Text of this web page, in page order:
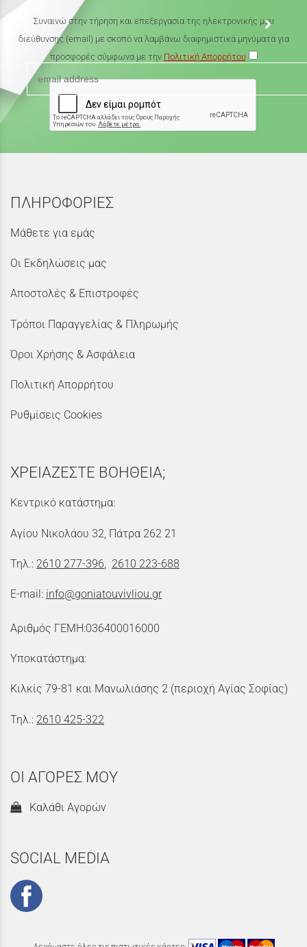
Συναινώ στην τήρηση και επεξεργασία της ηλεκτρονικής μου
διεύθυνσης (email) με σκοπό να λαμβάνω διαφημιστικά μηνύματα για
προσφορές σύμφωνα με την Πολιτική Απορρήτου
ΠΛΗΡΟΦΟΡΙΕΣ
Μάθετε για εμάς
Οι Εκδηλώσεις μας
Αποστολές & Επιστροφές
Τρόποι Παραγγελίας & Πληρωμής
Όροι Χρήσης & Ασφάλεια
Πολιτική Απορρήτου
Ρυθμίσεις Cookies
ΧΡΕΙΑΖΕΣΤΕ ΒΟΗΘΕΙΑ;
Κεντρικό κατάστημα:
Αγίου Νικολάου 32, Πάτρα 262 21
Τηλ.: 2610 277-396 2610 223-688
E-mail: info@goniatouvivliou.gr
Αριθμός ΓΕΜΗ:036400016000
Υποκατάστημα:
Κιλκίς 79-81 και Μανωλιάσης 2 (περιοχή Αγίας Σοφίας)
Τηλ.: 2610 425-322
ΟΙ ΑΓΟΡΕΣ ΜΟΥ
Καλάθι Αγορών
SOCIAL MEDIA